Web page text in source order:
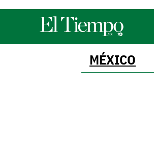
MÉXICO